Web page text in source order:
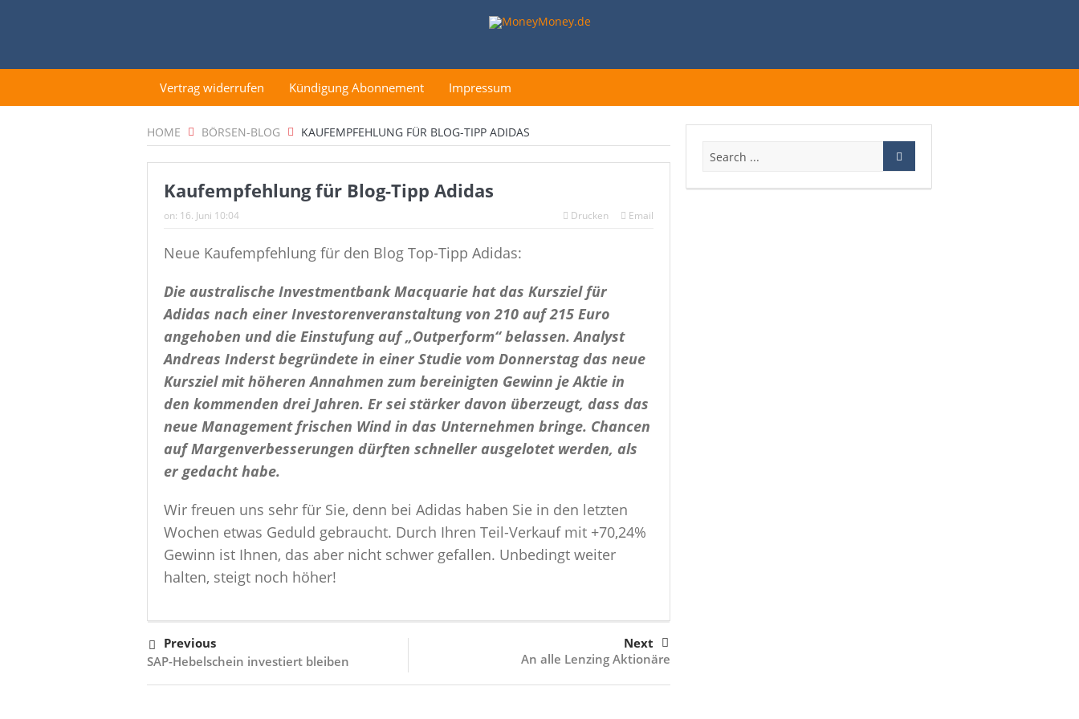
Vertrag widerrufen Kündigung Abonnement Impressum
HOME BÖRSEN-BLOG KAUFEMPFEHLUNG FÜR BLOG-TIPP ADIDAS
Kaufempfehlung für Blog-Tipp Adidas
on: 16. Juni 10:04 Drucken Email
Neue Kaufempfehlung für den Blog Top-Tipp Adidas:
Die australische Investmentbank Macquarie hat das Kursziel für
Adidas nach einer Investorenveranstaltung von 210 auf 215 Euro
angehoben und die Einstufung auf „Outperform“ belassen. Analyst
Andreas Inderst begründete in einer Studie vom Donnerstag das neue
Kursziel mit höheren Annahmen zum bereinigten Gewinn je Aktie in
den kommenden drei Jahren. Er sei stärker davon überzeugt, dass das
neue Management frischen Wind in das Unternehmen bringe. Chancen
auf Margenverbesserungen dürften schneller ausgelotet werden, als
er gedacht habe.
Wir freuen uns sehr für Sie, denn bei Adidas haben Sie in den letzten
Wochen etwas Geduld gebraucht. Durch Ihren Teil-Verkauf mit +70,24%
Gewinn ist Ihnen, das aber nicht schwer gefallen. Unbedingt weiter
halten, steigt noch höher!
Previous
SAP-Hebelschein investiert bleiben
Next
An alle Lenzing Aktionäre